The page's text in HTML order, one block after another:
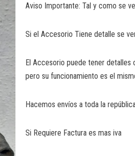
Aviso Importante: Tal y como se
Si el Accesorio Tiene detalle se
El Accesorio puede tener detalles
pero su funcionamiento es el
Hacemos envíos a toda la
Si Requiere Factura es mas iva